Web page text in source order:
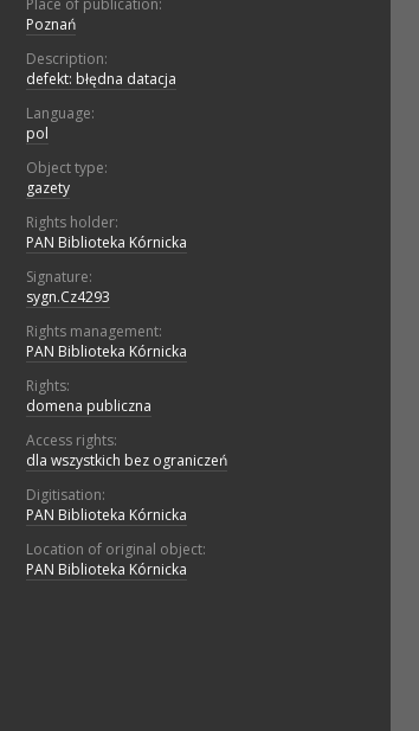
Place of publication:
Poznań
Description:
defekt: błędna datacja
Language:
pol
Object type:
gazety
Rights holder:
PAN Biblioteka Kórnicka
Signature:
sygn.Cz4293
Rights management:
PAN Biblioteka Kórnicka
Rights:
domena publiczna
Access rights:
dla wszystkich bez ograniczeń
Digitisation:
PAN Biblioteka Kórnicka
Location of original object:
PAN Biblioteka Kórnicka